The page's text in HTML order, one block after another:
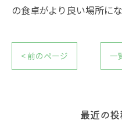
の食卓がより良い場所に
< 前のページ 一
最近の投